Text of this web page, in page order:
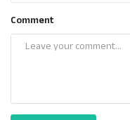
Comment